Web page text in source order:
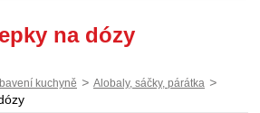
na dózy
kuchyně > Alobaly, sáčky, párátka >